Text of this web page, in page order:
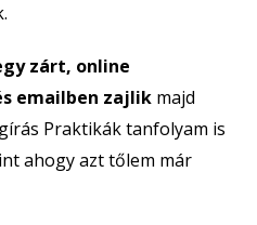
zárt, online
emailben zajlik majd
Praktikák tanfolyam is
ahogy azt tőlem már